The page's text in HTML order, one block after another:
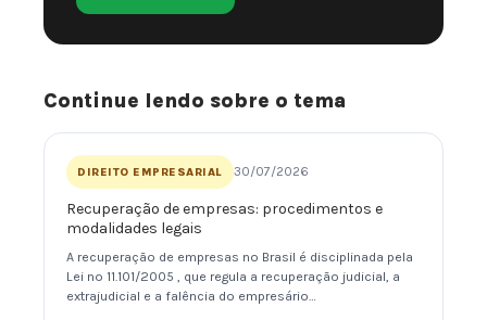
Continue lendo sobre o tema
DIREITO EMPRESARIAL 30/07/2026
Recuperação de empresas: procedimentos e
modalidades legais
A recuperação de empresas no Brasil é disciplinada pela
Lei nº 11.101/2005 , que regula a recuperação judicial, a
extrajudicial e a falência do empresário…